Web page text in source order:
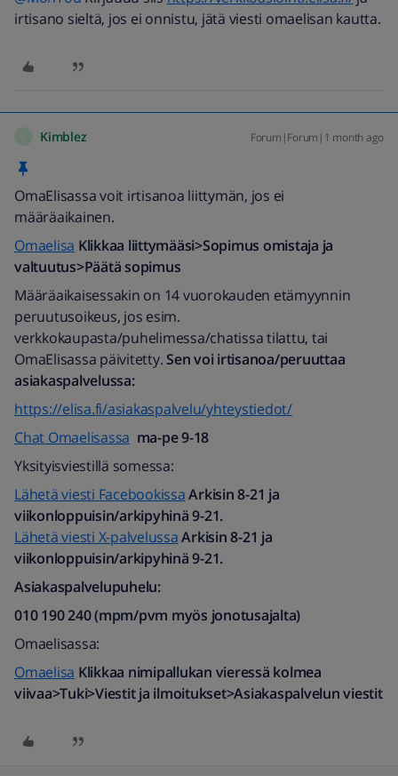
irtisano sieltä, jos ei onnistu, jätä viesti omaelisan kautta.
Kimblez Forum|Forum|1 month ago
OmaElisassa voit irtisanoa liittymän, jos ei
määräaikainen.
Omaelisa Klikkaa liittymääsi>Sopimus omistaja ja
valtuutus>Päätä sopimus
Määräaikaisessakin on 14 vuorokauden etämyynnin
peruutusoikeus, jos esim.
verkkokaupasta/puhelimessa/chatissa tilattu, tai
OmaElisassa päivitetty.Sen voi irtisanoa/peruuttaa
asiakaspalvelussa:
https://elisa.fi/asiakaspalvelu/yhteystiedot/
Chat Omaelisassa ma-pe 9-18
Yksityisviestillä somessa:
Lähetä viesti FacebookissaArkisin 8-21 ja
viikonloppuisin/arkipyhinä 9-21.
Lähetä viesti X-palvelussaArkisin 8-21 ja
viikonloppuisin/arkipyhinä 9-21.
Asiakaspalvelupuhelu:
010 190 240 (mpm/pvm myös jonotusajalta)​
Omaelisassa:
Omaelisa Klikkaa nimipallukan vieressä kolmea
viivaa>Tuki>Viestit ja ilmoitukset>Asiakaspalvelun viestit